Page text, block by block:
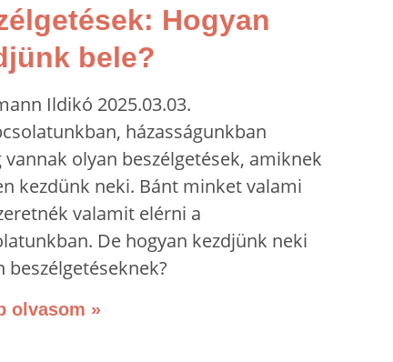
Hogyan
bele?
Ildikó 2025.03.03.
házasságunkban
olyan beszélgetések, amiknek
kezdünk neki. Bánt minket valami
valamit elérni a
De hogyan kezdjünk neki
beszélgetéseknek?
olvasom »